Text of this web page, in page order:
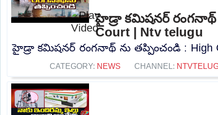
హైడ్రా కమిషనర్ రంగనాథ్
Court | Ntv telugu
హైడ్రా కమిషనర్ రంగనాథ్ ను తప్పించండి : High
CATEGORY: NEWS CHANNEL: